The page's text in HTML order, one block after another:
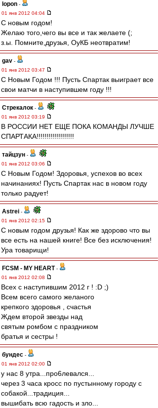
lopon -
01 янв 2012 04:04
С новым годом!
Желаю того,чего вы все и так желаете (;
з.ы. Помните,друзья, ОуКБ неотвратим!
gav -
01 янв 2012 03:47
С Новым Годом !!! Пусть Спартак выиграет все
свои матчи в наступившем году !!!
Стрекалок -
01 янв 2012 03:19
В РОССИИ НЕТ ЕЩЕ ПОКА КОМАНДЫ ЛУЧШЕ
СПАРТАКА!!!!!!!!!!!!!!!!!!!
тайцзун -
01 янв 2012 03:06
С Новым Годом! Здоровья, успехов во всех
начинаниях! Пусть Спартак нас в новом году
только радует!
Astrei -
01 янв 2012 02:15
С новым годом друзья! Как же здорово что вы
все есть на нашей книге! Все без исключения!
Ура товарищи!
FCSM - MY HEART -
01 янв 2012 02:08
Всех с наступившим 2012 г ! :D ;)
Всем всего самого желаного
крепкого здоровья , счастья
Ждем второй звезды над
святым ромбом с праздником
братья и сестры !
бундес -
01 янв 2012 02:00
у нас 8 утра...про6левался...
через 3 часа кросс по пустынному городу с
собакой...традиция...
вышибать всю гадость и зло...